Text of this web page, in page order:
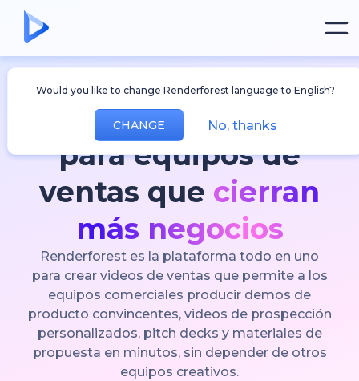
Would you like to change Renderforest language to English?
CHANGE No, thanks
pensada para equipos de ventas
Creador de videos
para equipos de
ventas que cierran
más negocios
Renderforest es la plataforma todo en uno
para crear videos de ventas que permite a los
equipos comerciales producir demos de
producto convincentes, videos de prospección
personalizados, pitch decks y materiales de
propuesta en minutos, sin depender de otros
equipos creativos.